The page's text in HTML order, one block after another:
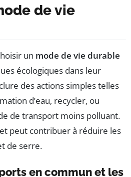
de vie
un mode de vie durable
écologiques dans leur
des actions simples telles
d’eau, recycler, ou
de transport moins polluant.
peut contribuer à réduire les
de serre.
en commun et les